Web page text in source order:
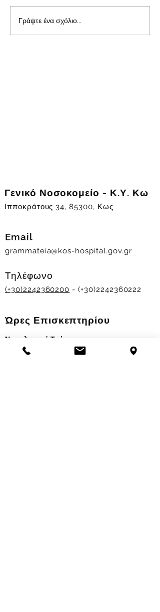
Γράψτε ένα σχόλιο...
Γενικό Νοσοκομείο - Κ.Υ. Κω
Ιπποκράτους 34, 85300, Κως
Email
grammateia@kos-hospital.gov.gr
Τηλέφωνο
(+30)2242360200 - (+30)2242360222
Ώρες Επισκεπτηρίου
Νοσηλευτικά Τμήματα
Χειμερινό ωράριο: 11.00-13.00
17.30-19.30